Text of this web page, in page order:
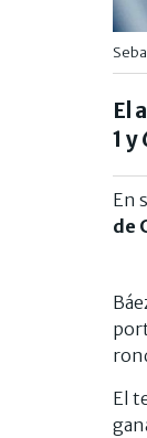
El
1
En
de
El